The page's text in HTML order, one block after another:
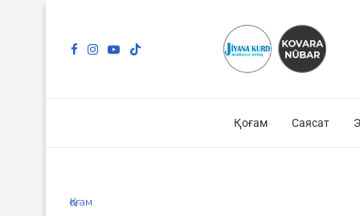
Қоғам Саясат
Қоғам